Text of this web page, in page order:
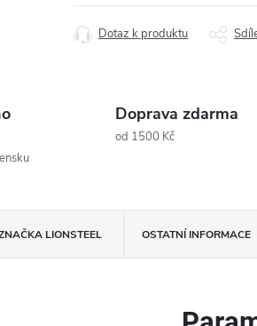
cena:
Dotaz k produktu
Doprava zdarma
od 1500 Kč
LIONSTEEL OSTATNÍ INFORMACE